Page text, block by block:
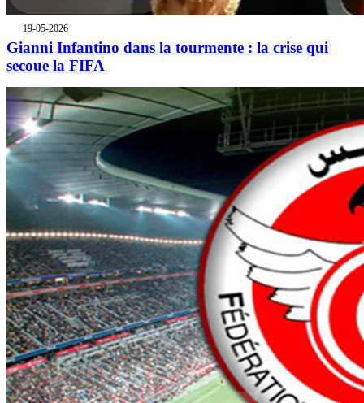
19-05-2026
Gianni Infantino dans la tourmente : la crise qui
secoue la FIFA